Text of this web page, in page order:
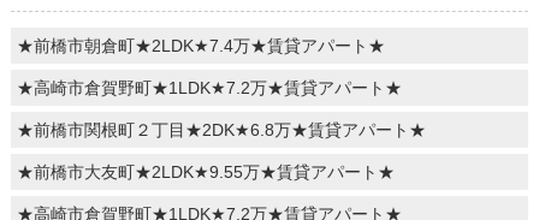
★前橋市朝倉町★2LDK★7.4万★賃貸アパート★
★高崎市倉賀野町★1LDK★7.2万★賃貸アパート★
★前橋市関根町２丁目★2DK★6.8万★賃貸アパート★
★前橋市大友町★2LDK★9.55万★賃貸アパート★
★高崎市倉賀野町★1LDK★7.2万★賃貸アパート★